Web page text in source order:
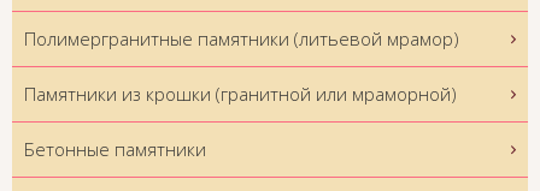
Полимергранитные памятники (литьевой мрамор)
Памятники из крошки (гранитной или мраморной)
Бетонные памятники